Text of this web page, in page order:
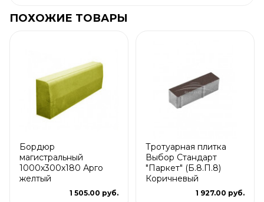
ПОХОЖИЕ ТОВАРЫ
Бордюр
магистральный
1000х300х180 Арго
желтый
1 505.00 руб.
Тротуарная плитка
Выбор Стандарт
"Паркет" (Б.8.П.8)
Коричневый
1 927.00 руб.